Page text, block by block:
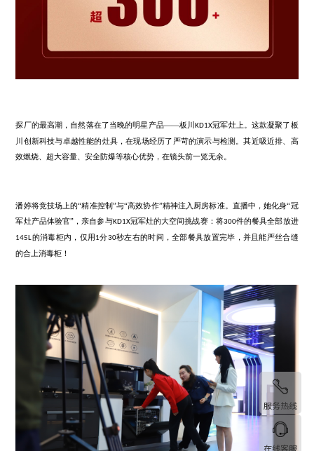
探厂的最高潮，自然落在了当晚的明星产品——板川KD1X冠军灶上。
川创新科技与卓越性能的灶具，在现场经历了严苛的演示与检测。其
效燃烧、超大容量、安全防爆等核心优势，在镜头前一览无余。
潘婷将竞技场上的 “精准控制”与“高效协作”精神注入厨房标准。直播
服务热线
在线客服